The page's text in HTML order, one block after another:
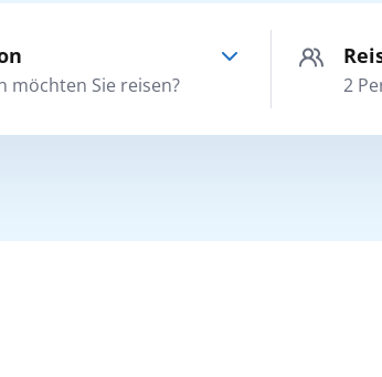
möchten Sie reisen? 2
Erwachsene
ab 25 Jahre